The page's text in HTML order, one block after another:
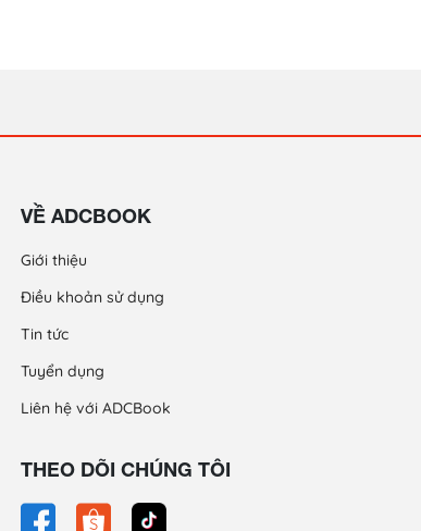
VỀ ADCBOOK
Giới thiệu
Điều khoản sử dụng
Tin tức
Tuyển dụng
Liên hệ với ADCBook
THEO DÕI CHÚNG TÔI